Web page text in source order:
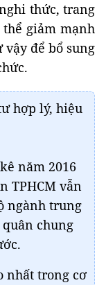
thức, trang
giảm mạnh
để bổ sung
hợp lý, hiệu
năm 2016
TPHCM vẫn
ngành trung
chung
nhất trong cơ